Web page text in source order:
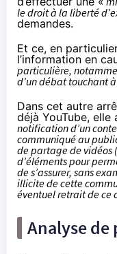
le droit à la liberté
demandes.
Et ce, en
l’information en
particulière,
d’un débat touchant
Dans cet autre
déjà YouTube, elle
notification d’un
communiqué au
de partage de
d’éléments pour
de s’assurer, sans
illicite de cette
éventuel retrait de ce
Analyse